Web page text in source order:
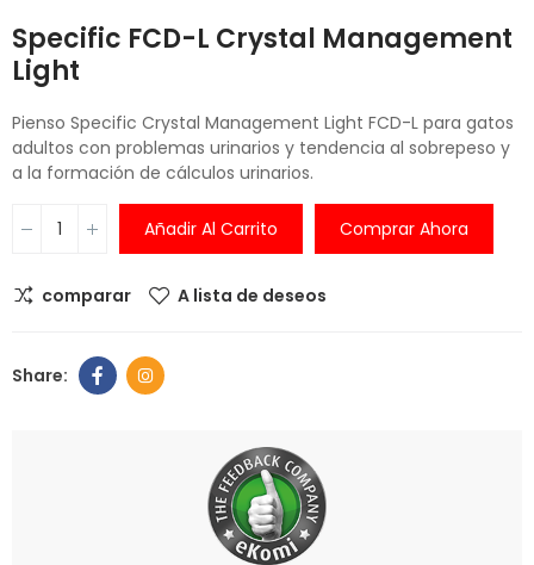
Specific FCD-L Crystal Management
Light
Pienso Specific Crystal Management Light FCD-L para gatos
adultos con problemas urinarios y tendencia al sobrepeso y
a la formación de cálculos urinarios.
Añadir Al Carrito Comprar Ahora
comparar A lista de deseos